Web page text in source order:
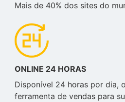
Mais de 40% dos sites do
ONLINE 24 HORAS
Disponível 24 horas por dia,
ferramenta de vendas para